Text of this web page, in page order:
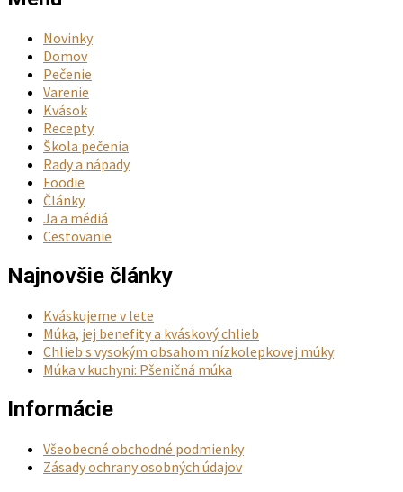
Novinky
Domov
Pečenie
Varenie
Kvások
Recepty
Škola pečenia
Rady a nápady
Foodie
Články
Ja a médiá
Cestovanie
Najnovšie články
Kváskujeme v lete
Múka, jej benefity a kváskový chlieb
Chlieb s vysokým obsahom nízkolepkovej múky
Múka v kuchyni: Pšeničná múka
Informácie
Všeobecné obchodné podmienky
Zásady ochrany osobných údajov